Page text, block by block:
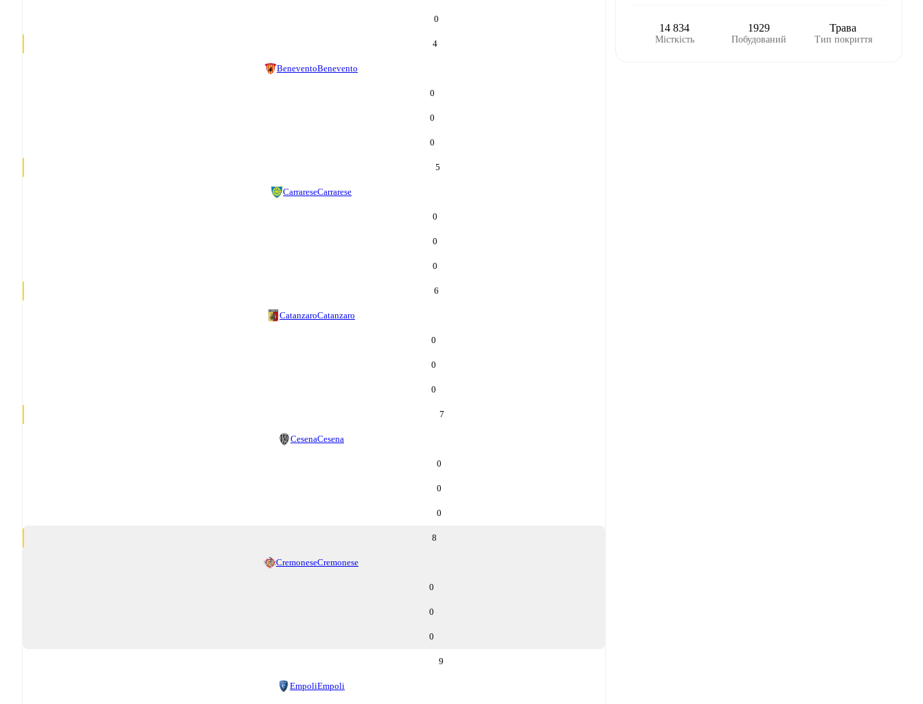
0
4
BeneventoBenevento
0
0
0
5
CarrareseCarrarese
0
0
0
6
CatanzaroCatanzaro
0
0
0
7
CesenaCesena
0
0
0
8
CremoneseCremonese
0
0
0
9
EmpoliEmpoli
14 834
Місткість
1929
Побудований
Трава
Тип покриття